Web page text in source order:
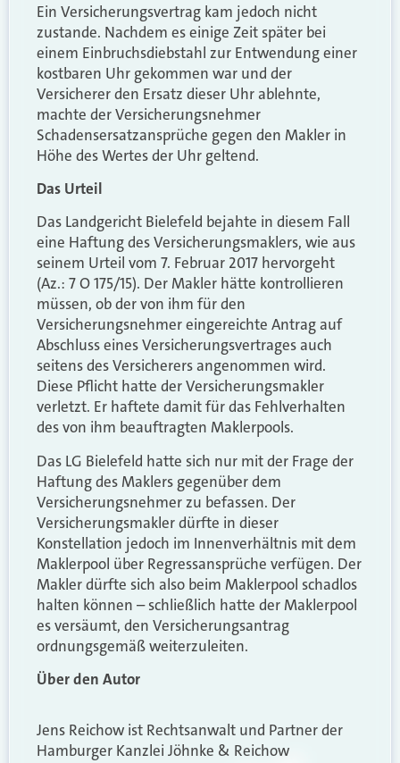
Ein Versicherungsvertrag kam jedoch nicht
zustande. Nachdem eseinige Zeit später bei
einem Einbruchsdiebstahl zur Entwendung einer
kostbaren Uhr gekommen war und der
Versicherer den Ersatz dieser Uhr ablehnte,
machte der Versicherungsnehmer
Schadensersatzansprüche gegen den Makler in
Höhe des Wertes der Uhr geltend.
Das Urteil
Das Landgericht Bielefeld bejahte in diesem Fall
eine Haftung des Versicherungsmaklers, wie aus
seinem Urteil vom 7. Februar 2017 hervorgeht
(Az.: 7 O 175/15). DerMakler hätte kontrollieren
müssen, ob der von ihm für den
Versicherungsnehmer eingereichte Antrag auf
Abschluss eines Versicherungsvertrages auch
seitens des Versicherers angenommen wird.
Diese Pflicht hatte der Versicherungsmakler
verletzt. Er haftete damit für das Fehlverhalten
des von ihm beauftragten Maklerpools.
Das LG Bielefeld hatte sich nur mit der Frage der
Haftung desMaklers gegenüber dem
Versicherungsnehmer zu befassen. Der
Versicherungsmakler dürfte in dieser
Konstellation jedoch im Innenverhältnis mit dem
Maklerpool über Regressansprüche verfügen. Der
Makler dürfte sich also beim Maklerpool schadlos
halten können – schließlich hatte der Maklerpool
es versäumt, den Versicherungsantrag
ordnungsgemäß weiterzuleiten.
Über den Autor
Jens Reichow ist Rechtsanwalt und Partner der
Hamburger Kanzlei Jöhnke & Reichow